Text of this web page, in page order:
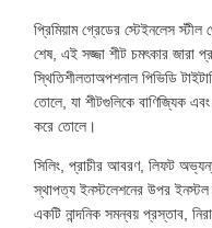
প্রিমিয়াম গ্রেডের স্টেইনলেস স্টীল
শেষ, এই সজ্জা শীট চমৎকার জারা
স্থিতিশীলতাঅপশনাল পিভিডি
তোলে, যা শীটগুলিকে বাণিজ্যিক
করে তোলে।
সিলিং, প্রাচীর আবরণ, লিফট
স্থাপত্য ইনস্টলেশনের উপর ইনস্টল
একটি নান্দনিক সমন্বয় প্রস্তাব,